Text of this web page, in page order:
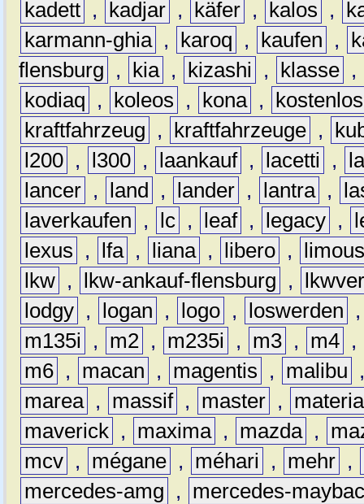
kadett , kadjar , käfer , kalos ,
karmann-ghia , karoq , kaufen ,
flensburg
, kia , kizashi , klasse ,
kodiaq
, koleos , kona ,
kostenlos
kraftfahrzeug
, kraftfahrzeuge ,
l200 , l300 , laankauf , lacetti ,
lancer , land , lander , lantra ,
laverkaufen
, lc , leaf , legacy ,
lexus
, lfa , liana , libero ,
lkw , lkw-ankauf-flensburg ,
lodgy , logan , logo , loswerden
m135i
, m2 , m235i , m3 , m4 ,
m6 , macan , magentis , malibu
marea , massif , master ,
materia
maverick , maxima , mazda ,
mcv , mégane , méhari , mehr ,
mercedes-amg
,
mercedes-